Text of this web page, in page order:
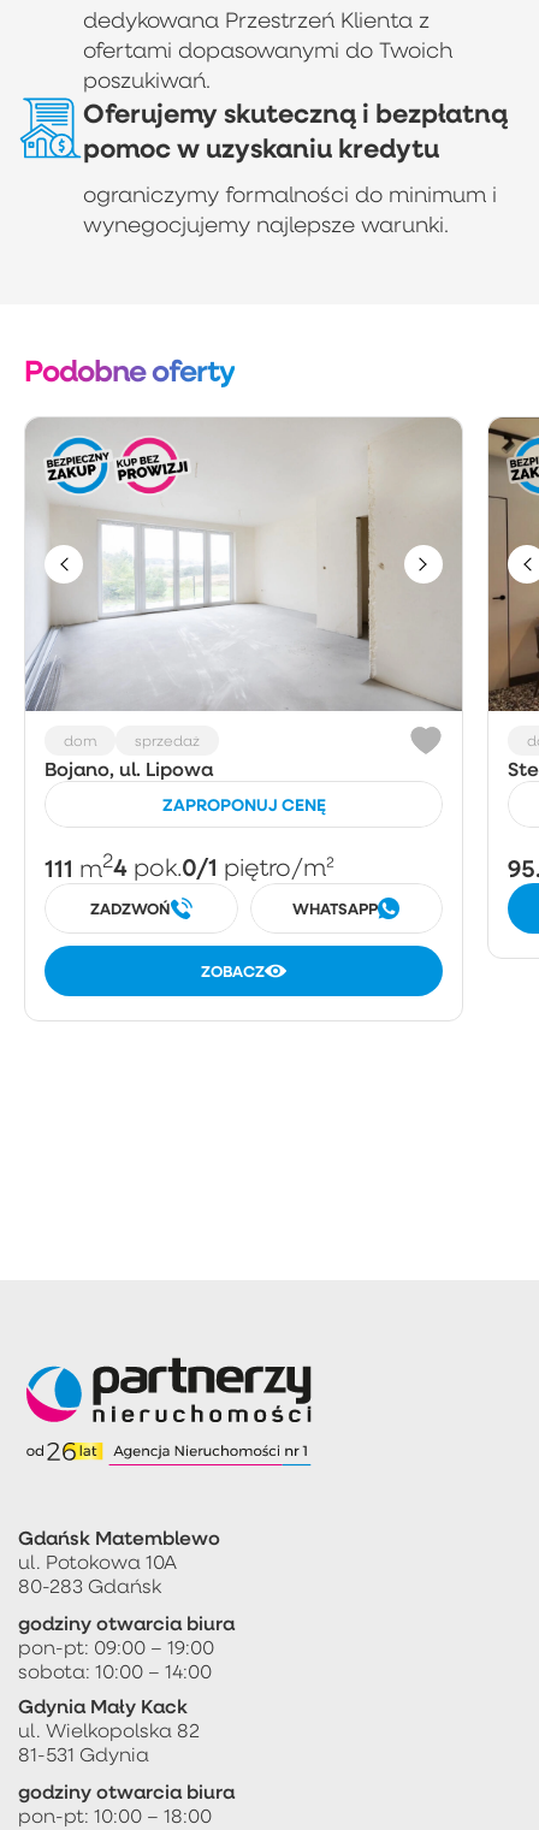
dedykowana Przestrzeń Klienta z
ofertami dopasowanymi do Twoich
poszukiwań.
Oferujemy skuteczną i bezpłatną
pomoc w uzyskaniu kredytu
ograniczymy formalności do minimum i
wynegocjujemy najlepsze warunki.
Podobne oferty
dom sprzedaż
Bojano, ul. Lipowa
ZAPROPONUJ CENĘ
111 m24 pok.0/1 piętro/m²
ZADZWOŃ WHATSAPP
ZOBACZ
Gdańsk Matemblewo
ul. Potokowa 10A
80-283 Gdańsk
godziny otwarcia biura
pon-pt: 09:00 – 19:00
sobota: 10:00 – 14:00
Gdynia Mały Kack
ul. Wielkopolska 82
81-531 Gdynia
godziny otwarcia biura
pon-pt: 10:00 – 18:00